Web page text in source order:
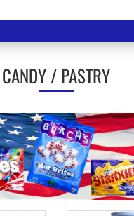
CANDY / PASTRY